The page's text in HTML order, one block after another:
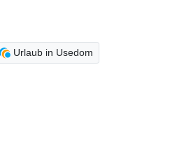
Urlaub in Usedom